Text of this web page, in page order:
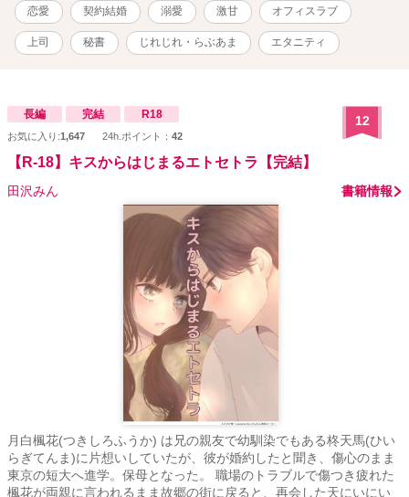
恋愛 契約結婚 溺愛 激甘 オフィスラブ
上司 秘書 じれじれ・らぶあま エタニティ
長編 完結 R18
お気に入り:1,647 24h.ポイント： 42
12
【R-18】キスからはじまるエトセトラ【完結】
田沢みん 書籍情報
月白楓花(つきしろふうか) は兄の親友で幼馴染でもある柊天馬(ひい
らぎてんま)に片想いしていたが、彼が婚約したと聞き、傷心のまま
東京の短大へ進学。保母となった。 職場のトラブルで傷つき疲れた
楓花が両親に言われるまま故郷の街に戻ると、再会した天にいにい